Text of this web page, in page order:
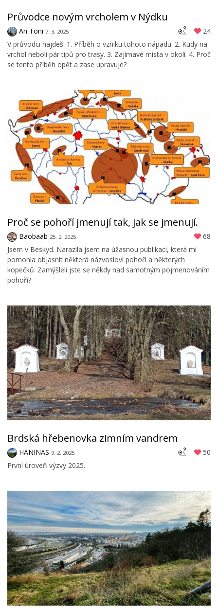
Průvodce novým vrcholem v Nýdku
An Toni 7. 3. 2025
24
V průvodci najdeš: 1. Příběh o vzniku tohoto nápadu. 2. Kudy na
vrchol neboli pár tipů pro trasy. 3. Zajímavé místa v okolí. 4. Proč
se tento příběh opět a zase upravuje?
Proč se pohoří jmenují tak, jak se jmenují.
Baobaab 25. 2. 2025
68
Jsem v Beskyd. Narazila jsem na úžasnou publikaci, která mi
pomohla objasnit některá názvosloví pohoří a některých
kopečků. Zamýšleli jste se někdy nad samotným pojmenováním
pohoří?
Brdská hřebenovka zimním vandrem
HANINAS 9. 2. 2025
50
První úroveň výzvy 2025.